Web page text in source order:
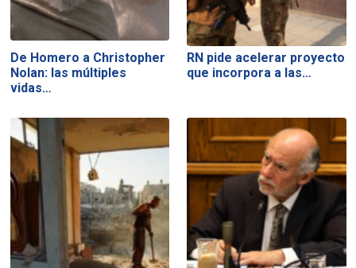
De Homero a Christopher
Nolan: las múltiples
vidas…
RN pide acelerar proyecto
que incorpora a las…